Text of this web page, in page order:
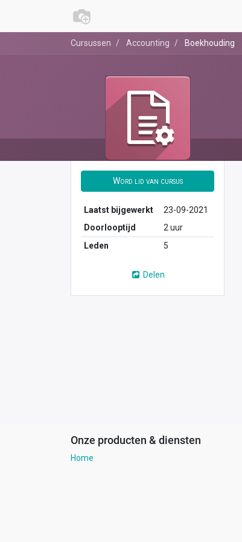
Cursussen Accounting Boekhouding
Word lid van cursus
Laatst bijgewerkt
23-09-2021
Doorlooptijd
2 uur
Leden
5
Delen
Onze producten & diensten
Home